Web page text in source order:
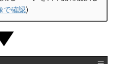
で確認)